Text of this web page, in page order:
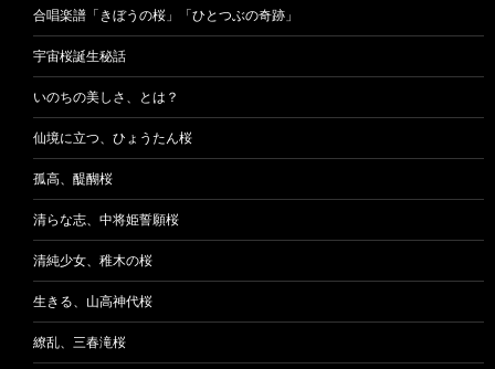
合唱楽譜「きぼうの桜」「ひとつぶの奇跡」
宇宙桜誕生秘話
いのちの美しさ、とは？
仙境に立つ、ひょうたん桜
孤高、醍醐桜
清らな志、中将姫誓願桜
清純少女、稚木の桜
生きる、山高神代桜
繚乱、三春滝桜